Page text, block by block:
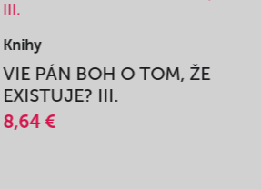
Knihy
VIE PÁN BOH O TOM, ŽE
EXISTUJE? III.
8,64 €